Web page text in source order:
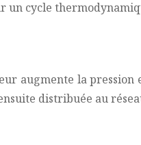
un cycle
augmente la
distribuée au